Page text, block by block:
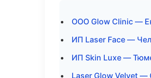
ООО Glow Clinic —
ИП Laser Face —
ИП Skin Luxe —
Laser Glow Velvet —